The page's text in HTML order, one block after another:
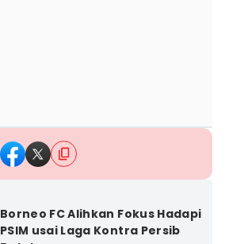
Borneo FC Alihkan Fokus Hadapi
PSIM usai Laga Kontra Persib